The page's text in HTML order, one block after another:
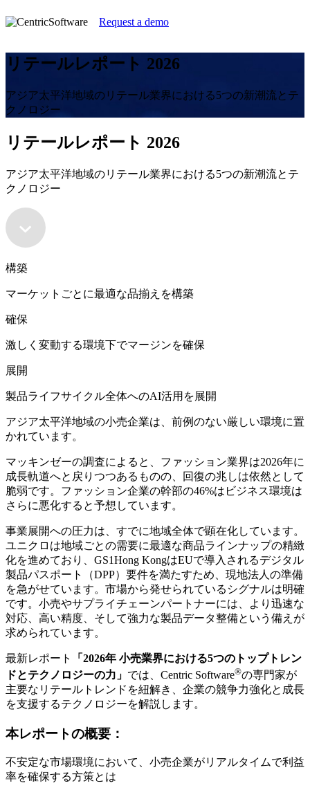
Request a demo
リテールレポート 2026
アジア太平洋地域のリテール業界における5つの新潮流とテ
クノロジー
リテールレポート 2026
アジア太平洋地域のリテール業界における5つの新潮流とテ
クノロジー
構築
マーケットごとに最適な品揃えを構築
確保
激しく変動する環境下でマージンを確保
展開
製品ライフサイクル全体へのAI活用を展開
アジア太平洋地域の小売企業は、前例のない厳しい環境に置
かれています。
マッキンゼーの調査によると、ファッション業界は2026年に
成長軌道へと戻りつつあるものの、回復の兆しは依然として
脆弱です。ファッション企業の幹部の46%はビジネス環境は
さらに悪化すると予想しています。
事業展開への圧力は、すでに地域全体で顕在化しています。
ユニクロは地域ごとの需要に最適な商品ラインナップの精緻
化を進めており、GS1Hong KongはEUで導入されるデジタル
製品パスポート（DPP）要件を満たすため、現地法人の準備
を急がせています。市場から発せられているシグナルは明確
です。小売やサプライチェーンパートナーには、より迅速な
対応、高い精度、そして強力な製品データ整備という備えが
求められています。
最新レポート 「 2026年 小売業界における5つのトップトレン
ドとテクノロジーの力」 では、Centric Software®の専門家が
主要なリテールトレンドを紐解き、企業の競争力強化と成長
を支援するテクノロジーを解説します。
本レポートの概要：
不安定な市場環境において、小売企業がリアルタイムで利益
率を確保する方策とは